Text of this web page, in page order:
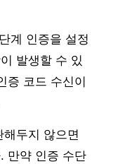
계 인증을 설정
발생할 수 있
증 코드 수신이
두지 않으면
만약 인증 수단